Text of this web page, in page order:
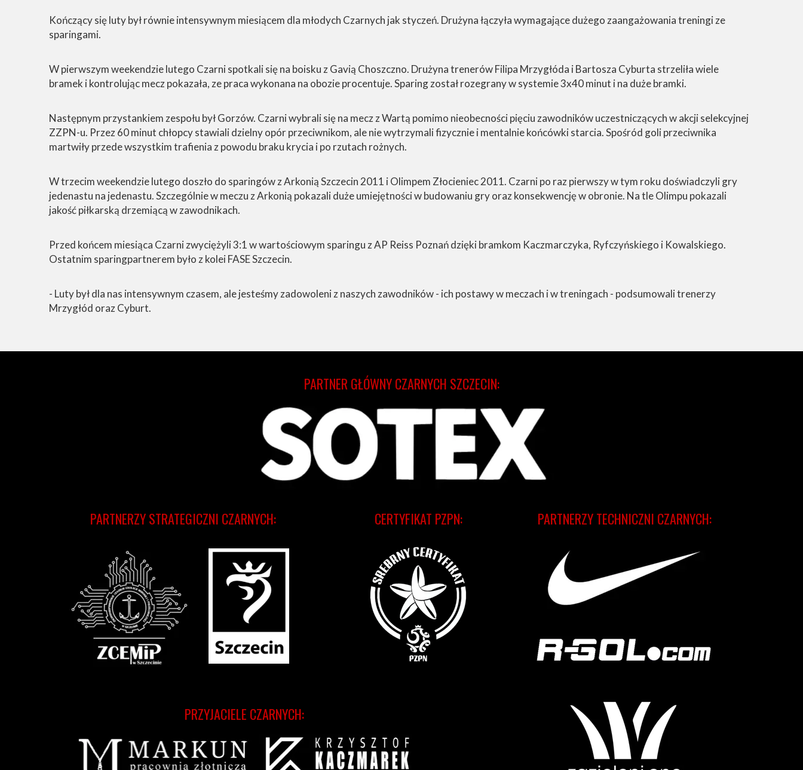
Kończący się luty był równie intensywnym miesiącem dla młodych Czarnych jak styczeń. Drużyna łączyła wymagające dużego zaangażowania treningi ze
sparingami.
W pierwszym weekendzie lutego Czarni spotkali się na boisku z Gavią Choszczno. Drużyna trenerów Filipa Mrzygłóda i Bartosza Cyburta strzeliła wiele
bramek i kontrolując mecz pokazała, ze praca wykonana na obozie procentuje. Sparing został rozegrany w systemie 3x40 minut i na duże bramki.
Następnym przystankiem zespołu był Gorzów. Czarni wybrali się na mecz z Wartą pomimo nieobecności pięciu zawodników uczestniczących w akcji selekcyjnej
ZZPN-u. Przez 60 minut chłopcy stawiali dzielny opór przeciwnikom, ale nie wytrzymali fizycznie i mentalnie końcówki starcia. Spośród goli przeciwnika
martwiły przede wszystkim trafienia z powodu braku krycia i po rzutach rożnych.
W trzecim weekendzie lutego doszło do sparingów z Arkonią Szczecin 2011 i Olimpem Złocieniec 2011. Czarni po raz pierwszy w tym roku doświadczyli gry
jedenastu na jedenastu. Szczególnie w meczu z Arkonią pokazali duże umiejętności w budowaniu gry oraz konsekwencję w obronie. Na tle Olimpu pokazali
jakość piłkarską drzemiącą w zawodnikach.
Przed końcem miesiąca Czarni zwyciężyli 3:1 w wartościowym sparingu z AP Reiss Poznań dzięki bramkom Kaczmarczyka, Ryfczyńskiego i Kowalskiego.
Ostatnim sparingpartnerem było z kolei FASE Szczecin.
- Luty był dla nas intensywnym czasem, ale jesteśmy zadowoleni z naszych zawodników - ich postawy w meczach i w treningach - podsumowali trenerzy
Mrzygłód oraz Cyburt.
CERTYFIKAT PZPN:
PRZYJACIELE CZARNYCH:
PARTNERZY TECHNICZNI CZARNYCH:
PARTNERZY STRATEGICZNI CZARNYCH:
PARTNER GŁÓWNY CZARNYCH SZCZECIN: